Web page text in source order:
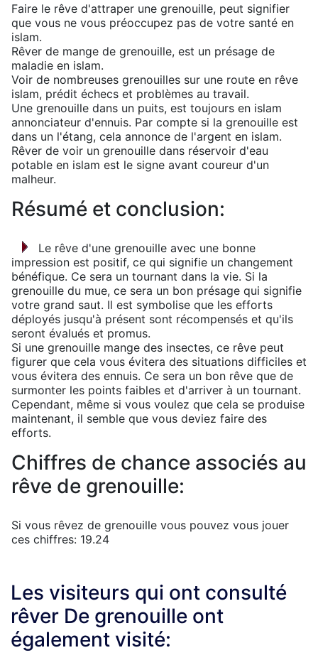
Faire le rêve d'attraper une grenouille, peut signifier
que vous ne vous préoccupez pas de votre santé en
islam.
Rêver de mange de grenouille, est un présage de
maladie en islam.
Voir de nombreuses grenouilles sur une route en rêve
islam, prédit échecs et problèmes au travail.
Une grenouille dans un puits, est toujours en islam
annonciateur d'ennuis. Par compte si la grenouille est
dans un l'étang, cela annonce de l'argent en islam.
Rêver de voir un grenouille dans réservoir d'eau
potable en islam est le signe avant coureur d'un
malheur.
Résumé et conclusion:
Le rêve d'une grenouille avec une bonne
impression est positif, ce qui signifie un changement
bénéfique. Ce sera un tournant dans la vie. Si la
grenouille du mue, ce sera un bon présage qui signifie
votre grand saut. Il est symbolise que les efforts
déployés jusqu'à présent sont récompensés et qu'ils
seront évalués et promus.
Si une grenouille mange des insectes, ce rêve peut
figurer que cela vous évitera des situations difficiles et
vous évitera des ennuis. Ce sera un bon rêve que de
surmonter les points faibles et d'arriver à un tournant.
Cependant, même si vous voulez que cela se produise
maintenant, il semble que vous deviez faire des
efforts.
Chiffres de chance associés au
rêve de grenouille:
Si vous rêvez de grenouille vous pouvez vous jouer
ces chiffres: 19.24
Les visiteurs qui ont consulté
rêver De grenouille ont
également visité: